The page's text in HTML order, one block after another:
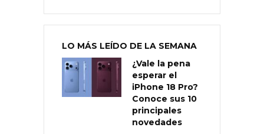
LO MÁS LEÍDO DE LA SEMANA
¿Vale la pena
esperar el
iPhone 18 Pro?
Conoce sus 10
principales
novedades